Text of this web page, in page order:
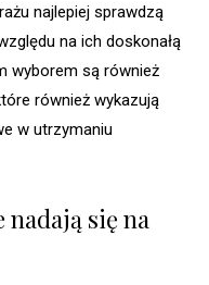
najlepiej sprawdzą
na ich doskonałą
wyborem są również
również wykazują
w utrzymaniu
nadają się na